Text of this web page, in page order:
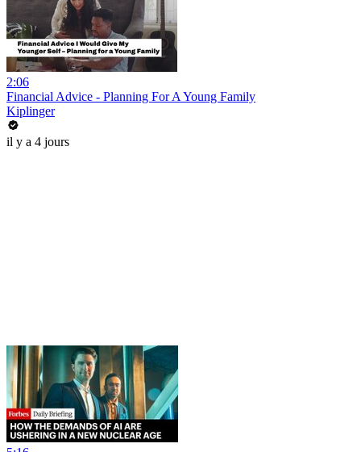
2:06
Financial Advice - Planning For A Young Family
Kiplinger
il y a 4 jours